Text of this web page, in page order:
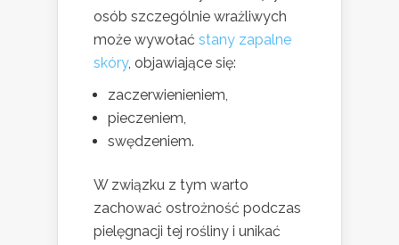
osób szczególnie wrażliwych
może wywołać stany zapalne
skóry, objawiające się:
zaczerwienieniem,
pieczeniem,
swędzeniem.
W związku z tym warto
zachować ostrożność podczas
pielęgnacji tej rośliny i unikać